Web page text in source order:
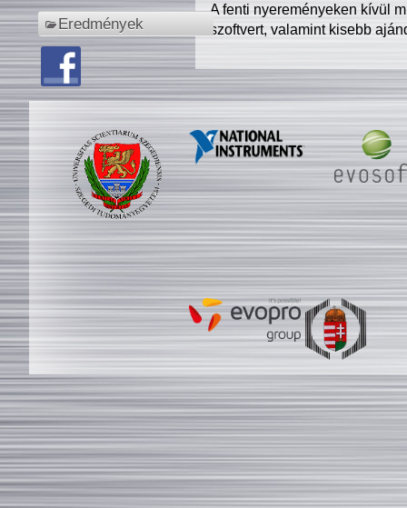
Eredmények
A fenti nyereményeken kívül
szoftvert, valamint kisebb